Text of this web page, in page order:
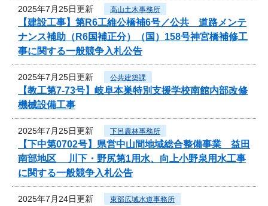
2025年7月25日更新 高山土木事務所
【建設工事】第R6工維公橋補6号／公共 道路メンテ
ナンス補助（R6国補正分）（国）158号神宮橋補修工
事に関する一般競争入札公告
2025年7月25日更新 公共建築課
【教工第7-73号】岐阜本巣特別支援学校南館内部改修
機械設備工事
2025年7月25日更新 下呂農林事務所
【下中第0702号】県営中山間地域総合整備事業 益田
南部地区 川下・野尻第1用水、向上小野泉用水工事
に関する一般競争入札公告
2025年7月24日更新 東部広域水道事務所